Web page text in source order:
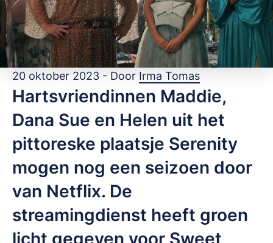
20 oktober 2023 - Door Irma Tomas
Hartsvriendinnen Maddie,
Dana Sue en Helen uit het
pittoreske plaatsje Serenity
mogen nog een seizoen door
van Netflix. De
streamingdienst heeft groen
licht gegeven voor Sweet